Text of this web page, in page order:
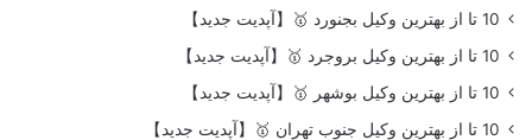
10 تا از بهترین وکیل بجنورد 🥇【آپدیت جدید】
10 تا از بهترین وکیل بروجرد 🥇【آپدیت جدید】
10 تا از بهترین وکیل بوشهر 🥇【آپدیت جدید】
10 تا از بهترین وکیل جنوب تهران 🥇【آپدیت جدید】